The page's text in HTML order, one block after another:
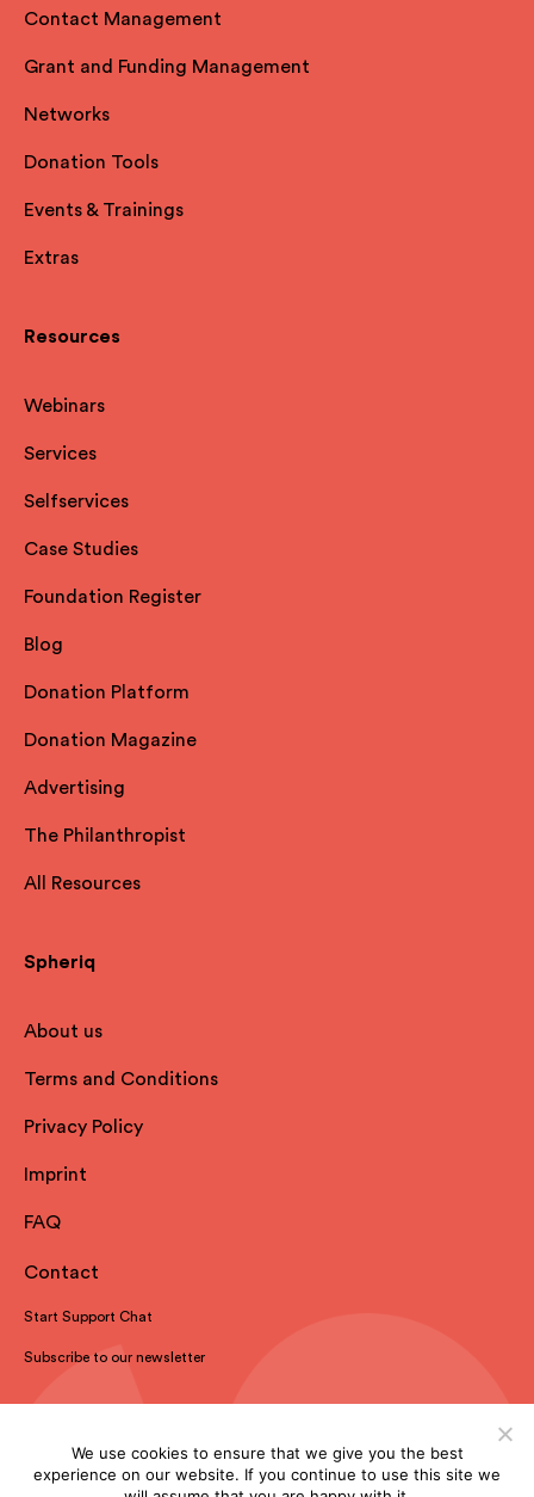
Contact Management
Grant and Funding Management
Networks
Donation Tools
Events & Trainings
Extras
Resources
Webinars
Services
Selfservices
Case Studies
Foundation Register
Blog
Donation Platform
Donation Magazine
Advertising
The Philanthropist
All Resources
Spheriq
About us
Terms and Conditions
Privacy Policy
Imprint
FAQ
Contact
Start Support Chat
Subscribe to our newsletter
We use cookies to ensure that we give you the best
experience on our website. If you continue to use this site we